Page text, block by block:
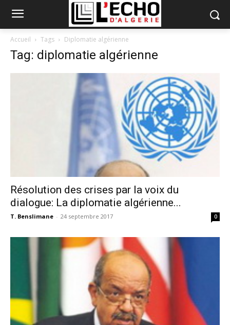
Accueil Tags Diplomatie algérienne
Tag: diplomatie algérienne
Résolution des crises par la voix du
dialogue: La diplomatie algérienne...
T. Benslimane - 24 septembre 2017 0